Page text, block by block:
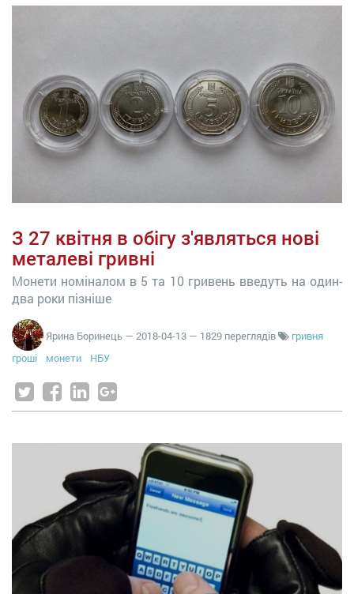
З 27 квітня в обігу з'являться нові
металеві гривні
Монети номіналом в 5 та 10 гривень введуть на один-
два роки пізніше
Ярина Боринець — 2018-04-13 — 1829 переглядів
гривня
гроші
монети НБУ